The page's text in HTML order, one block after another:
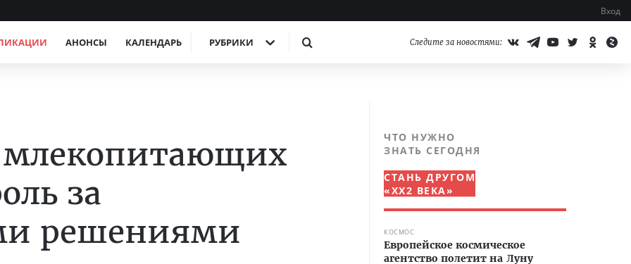
Вход
АНОНСЫ КАЛЕНДАРЬ РУБРИКИ Следите за новостями:
за
решениями
ЧТО НУЖНО
ЗНАТЬ СЕГОДНЯ
СТАНЬ ДРУГОМ
«XX2 ВЕКА»
КОСМОС
Европейское космическое
агентство полетит на Луну